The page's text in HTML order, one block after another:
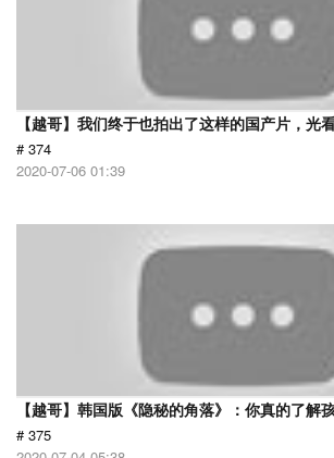
【越哥】我们终于也拍出了这样的国产片，光
# 374
2020-07-06 01:39
【越哥】韩国版《隐秘的角落》：你真的了解
# 375